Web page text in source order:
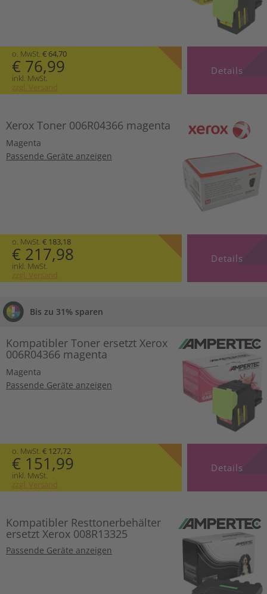
o. MwSt. € 64,70
€ 76,99
inkl. MwSt.
zzgl. Versand
Details
Xerox Toner 006R04366 magenta
Magenta
Passende Geräte anzeigen
o. MwSt. € 183,18
€ 217,98
inkl. MwSt.
zzgl. Versand
Details
Bis zu 31% sparen
Kompatibler Toner ersetzt Xerox
006R04366 magenta
Magenta
Passende Geräte anzeigen
o. MwSt. € 127,72
€ 151,99
inkl. MwSt.
zzgl. Versand
Details
Kompatibler Resttonerbehälter
ersetzt Xerox 008R13325
Passende Geräte anzeigen